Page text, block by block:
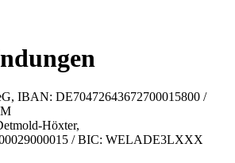
IBAN: DE70472643672700015800 /
Höxter,
/ BIC: WELADE3LXXX